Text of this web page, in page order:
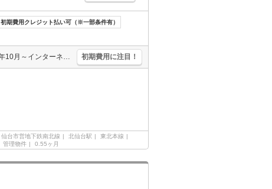
初期費用クレジット払い可（※一部条件有）
仲介手数料家賃の0.55ヵ月分。初期費用・家賃カード払い可。2026年10月～インターネット設備導入予定(無料)。保証人不要。角部屋。引越指定業者あり。エアコン1基付き。敷金・礼金なし。南向き。 初期費用に注目！
仙台市営地下鉄南北線 北仙台駅
東北本線
管理物件 0.55ヶ月